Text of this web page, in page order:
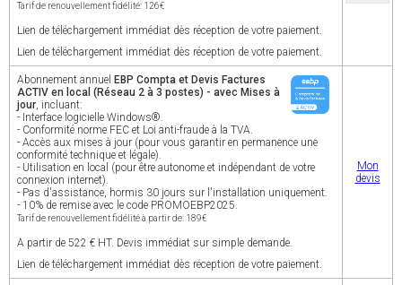
Tarif de renouvellement fidélité: 126€
Lien de téléchargement immédiat dès réception de votre paiement.
Lien de téléchargement immédiat dès réception de votre paiement.
Abonnement annuel EBP Compta et Devis Factures
ACTIV en local (Réseau 2 à 3 postes) - avec Mises à
jour, incluant:
- Interface logicielle Windows®.
- Conformité norme FEC et Loi anti-fraude à la TVA.
- Accès aux mises à jour (pour vous garantir en permanence une
conformité technique et légale).
- Utilisation en local (pour être autonome et indépendant de votre
connexion internet).
- Pas d'assistance, hormis 30 jours sur l'installation uniquement.
- 10% de remise avec le code PROMOEBP2025.
Tarif de renouvellement fidélité à partir de: 189€
A partir de 522 € HT. Devis immédiat sur simple demande.
Lien de téléchargement immédiat dès réception de votre paiement.
Mon
devis